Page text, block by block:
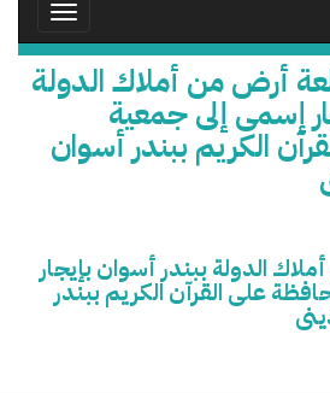
Toggle
أرض من أملاك الدولة
إسمى إلى جمعية
الكريم ببندر أسوان
الدولة ببندر أسوان بإيجار
على القرآن الكريم ببندر